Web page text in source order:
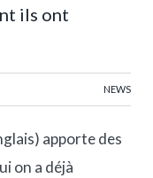
ils ont
NEWS
apporte des
on a déjà